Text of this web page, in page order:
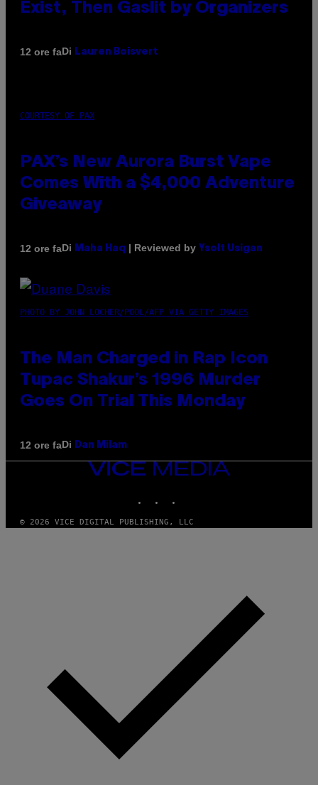
Exist, Then Gaslit by Organizers
12 ore faDi Lauren Boisvert
COURTESY OF PAX
PAX’s New Aurora Burst Vape
Comes With a $4,000 Adventure
Giveaway
12 ore faDi Maha Haq | Reviewed by Ysolt Usigan
PHOTO BY JOHN LOCHER/POOL/AFP VIA GETTY IMAGES
The Man Charged in Rap Icon
Tupac Shakur’s 1996 Murder
Goes On Trial This Monday
12 ore faDi Dan Milam
VICE
© 2026 VICE DIGITAL PUBLISHING, LLC